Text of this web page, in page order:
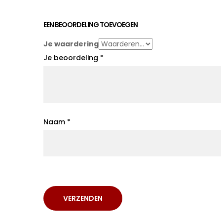
EEN BEOORDELING TOEVOEGEN
Je waardering
Je beoordeling *
Naam *